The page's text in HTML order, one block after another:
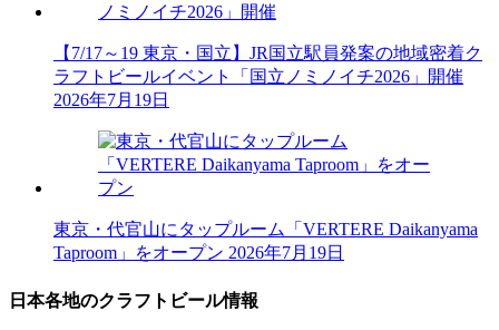
【7/17～19 東京・国立】JR国立駅員発案の地域密着ク
ラフトビールイベント「国立ノミノイチ2026」開催
2026年7月19日
東京・代官山にタップルーム「VERTERE Daikanyama
Taproom」をオープン 2026年7月19日
日本各地のクラフトビール情報